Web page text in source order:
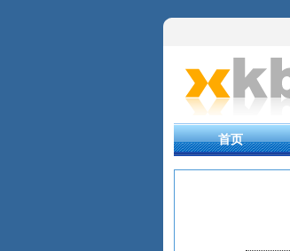
首页